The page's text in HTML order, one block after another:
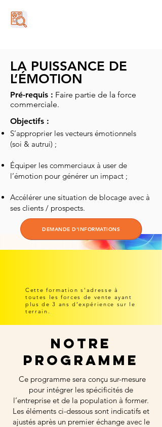
LA PUISSANCE DE
L’ÉMOTION
Pré-requis : Faire partie de la force
commerciale.
Objectifs :
S’approprier les vecteurs émotionnels
(soi & autrui) ;
Équiper les commerciaux à user de
l’émotion pour générer un impact ;
Accélérer une situation de blocage avec à
ses clients / prospects.
DEMANDE D'INFORMATIONS
Cette formation s’adresse à
toutes les forces de vente ayant
plus de 3 ans d’expérience sur le
terrain.
nOTRE
PROGRAMME
Ce programme sera conçu sur-mesure
pour intégrer les spécificités de
l’entreprise et de la population à former.
Les éléments ci-dessous sont indicatifs et
ajustés après un premier échange avec le